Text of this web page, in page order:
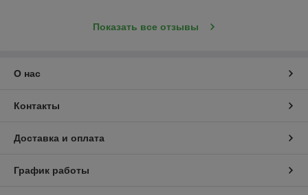
Показать все отзывы
О нас
Контакты
Доставка и оплата
График работы